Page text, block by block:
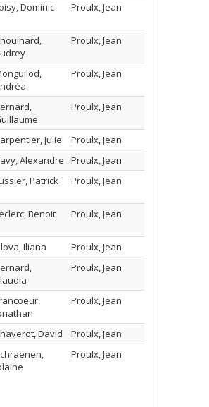
Dominic Proulx, Jean
Proulx, Jean
Proulx, Jean
Proulx, Jean
Julie
Proulx, Jean
Alexandre
Proulx, Jean
Patrick Proulx, Jean
Benoit Proulx, Jean
Iliana
Proulx, Jean
Proulx, Jean
Proulx, Jean
David
Proulx, Jean
Proulx, Jean